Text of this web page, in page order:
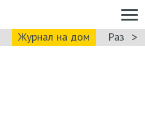
Журнал на дом >